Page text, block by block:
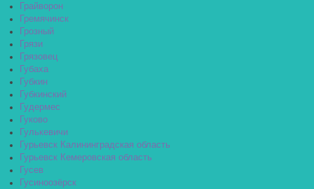
Грайворон
Гремячинск
Грозный
Грязи
Грязовец
Губаха
Губкин
Губкинский
Гудермес
Гуково
Гулькевичи
Гурьевск Калининградская область
Гурьевск Кемеровская область
Гусев
Гусиноозёрск